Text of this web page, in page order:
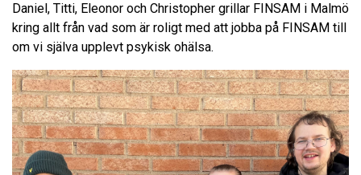
Daniel, Titti, Eleonor och Christopher grillar FINSAM i Malmö
kring allt från vad som är roligt med att jobba på FINSAM till
om vi själva upplevt psykisk ohälsa.